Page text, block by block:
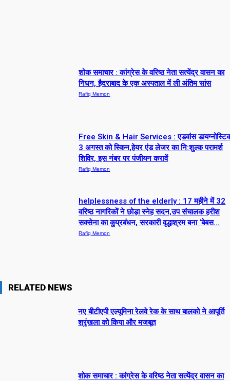
शोक समाचार : कांग्रेस के वरिष्ठ नेता सत्येंद्र वासन का
निधन, हैदराबाद के एक अस्पताल में ली अंतिम सांस
Rafiq Memon
Free Skin & Hair Services : एडवांस
3 अगस्त को स्किन,हेयर एंड लेजर का नि:शुल्क परामर्श
शिविर, इस नंबर पर पंजीयन करावें
Rafiq Memon
helplessness of the elderly : 17 महीने में 32
वरिष्ठ नागरिकों ने छोड़ा स्नेह सदन,उप संचालक हरीश
सक्सेना का कुप्रबंधन, सरकारी वृद्धाश्रम बना ‘बेबस...
Rafiq Memon
RELATED NEWS
नए बीटीएपी एल्यूमिना रेलवे रेक के साथ बालको ने आपूर्ति
श्रृंखला को किया और मजबूत
शोक समाचार : कांग्रेस के वरिष्ठ नेता सत्येंद्र वासन का